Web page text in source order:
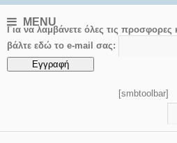
MENU
Για να λαμβάνετε όλες τις προσφορες
βάλτε εδώ το e-mail σας:
[smbtoolbar]